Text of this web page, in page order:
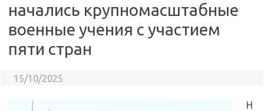
начались крупномасштабные
военные учения с участием
пяти стран
15/10/2025
Н